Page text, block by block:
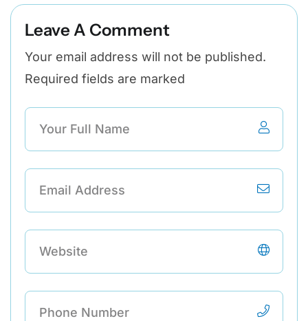
Leave A Comment
Your email address will not be published.
Required fields are marked